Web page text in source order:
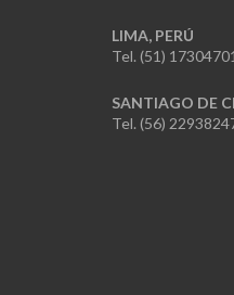
LIMA, PERÚ
Tel. (51) 17304701
SANTIAGO DE
Tel. (56)